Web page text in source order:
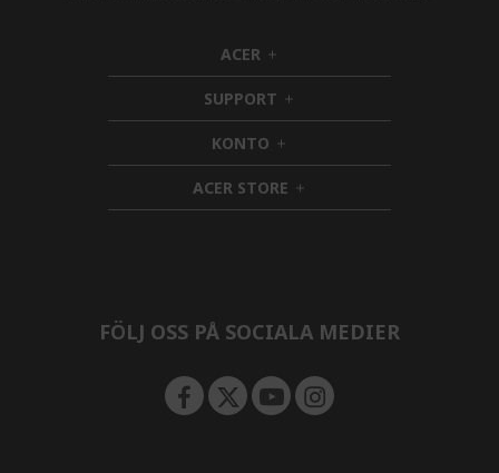
ACER h
i
d
d
e
n
SUPPORT h
i
d
d
e
n
KONTO h
i
d
d
ACER STORE h
i
FÖLJ OSS PÅ SOCIALA MEDIER